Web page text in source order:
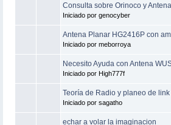
Consulta sobre Orinoco y
Iniciado por genocyber
Antena Planar HG2416P con
Iniciado por meborroya
Necesito Ayuda con Antena
Iniciado por High777f
Teoría de Radio y planeo de
Iniciado por sagatho
echar a volar la imaginacion